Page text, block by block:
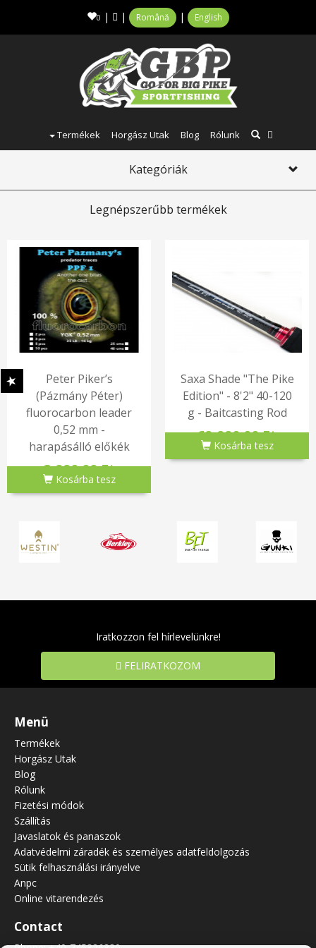
0 | | Română | English
Termékek Horgász Utak Blog Rólunk
Kategóriák
Legnépszerűbb termékek
Peter Piker’s
(Pázmány Péter)
fluorocarbon leader
0,52 mm -
harapásálló előkék
2,990.00 Ft
Kosárba tesz
Saxa Shade "The Pike
Edition" - 8'2" 40-120
g - Baitcasting Rod
69,990.00 Ft
Kosárba tesz
Iratkozzon fel hírlevelünkre!
FELIRATKOZOM
Menü
Termékek
Horgász Utak
Blog
Rólunk
Fizetési módok
Szállítás
Javaslatok és panaszok
Adatvédelmi záradék és személyes adatfeldolgozás
Sütik felhasználási irányelve
Anpc
Online vitarendezés
Contact